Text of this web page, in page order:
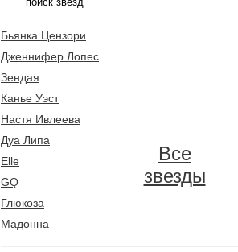
Бьянка Цензори
Дженнифер Лопес
Зендая
Канье Уэст
Настя Ивлеева
Дуа Липа
Elle
GQ
Глюкоза
Мадонна
Все
звезды